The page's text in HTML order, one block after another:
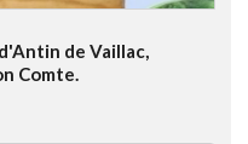
de Vaillac,
Comte.